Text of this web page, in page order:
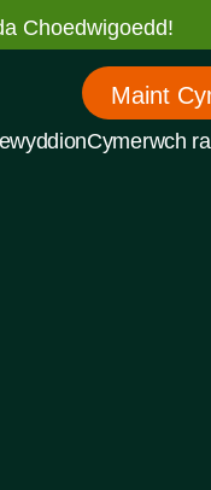
Choedwigoedd!
Maint
Cymerwch